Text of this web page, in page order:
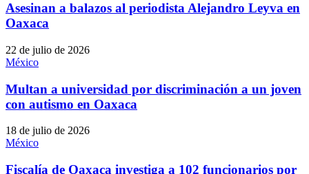
Asesinan a balazos al periodista Alejandro Leyva en
Oaxaca
22 de julio de 2026
México
Multan a universidad por discriminación a un joven
con autismo en Oaxaca
18 de julio de 2026
México
Fiscalía de Oaxaca investiga a 102 funcionarios por